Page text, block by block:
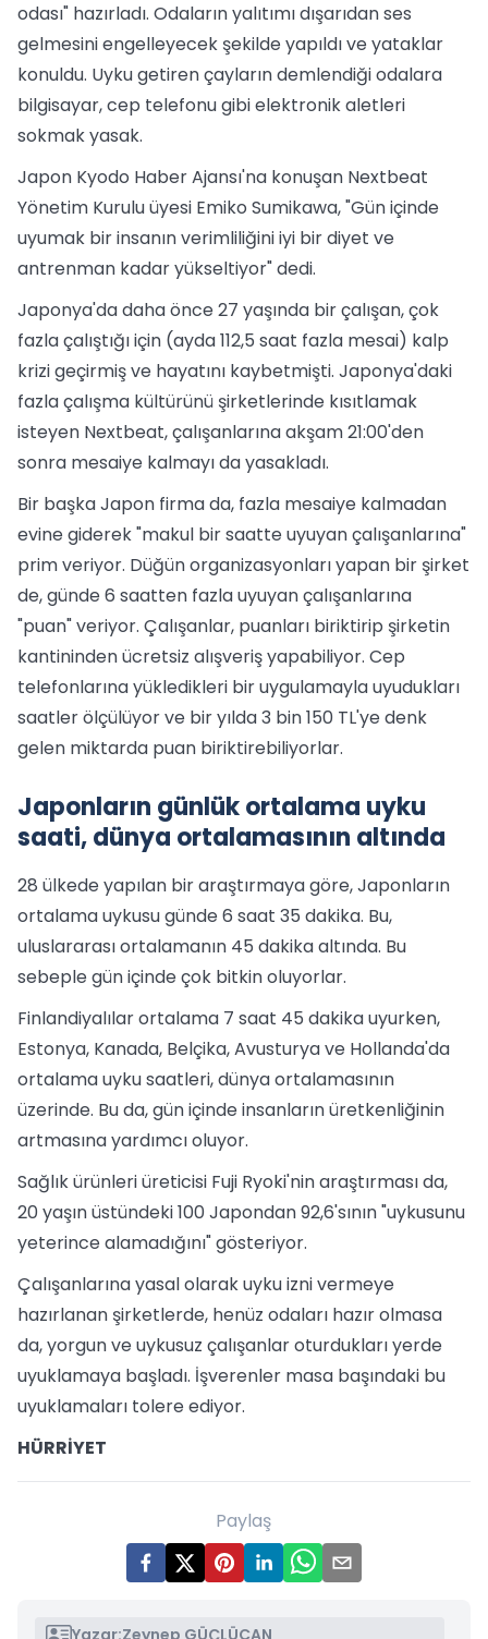
odası" hazırladı. Odaların yalıtımı dışarıdan ses
gelmesini engelleyecek şekilde yapıldı ve yataklar
konuldu. Uyku getiren çayların demlendiği odalara
bilgisayar, cep telefonu gibi elektronik aletleri
sokmak yasak.
Japon Kyodo Haber Ajansı'na konuşan Nextbeat
Yönetim Kurulu üyesi Emiko Sumikawa, "Gün içinde
uyumak bir insanın verimliliğini iyi bir diyet ve
antrenman kadar yükseltiyor" dedi.
Japonya'da daha önce 27 yaşında bir çalışan, çok
fazla çalıştığı için (ayda 112,5 saat fazla mesai) kalp
krizi geçirmiş ve hayatını kaybetmişti. Japonya'daki
fazla çalışma kültürünü şirketlerinde kısıtlamak
isteyen Nextbeat, çalışanlarına akşam 21:00'den
sonra mesaiye kalmayı da yasakladı.
Bir başka Japon firma da, fazla mesaiye kalmadan
evine giderek "makul bir saatte uyuyan çalışanlarına"
prim veriyor. Düğün organizasyonları yapan bir şirket
de, günde 6 saatten fazla uyuyan çalışanlarına
"puan" veriyor. Çalışanlar, puanları biriktirip şirketin
kantininden ücretsiz alışveriş yapabiliyor. Cep
telefonlarına yükledikleri bir uygulamayla uyudukları
saatler ölçülüyor ve bir yılda 3 bin 150 TL'ye denk
gelen miktarda puan biriktirebiliyorlar.
Japonların günlük ortalama uyku
saati, dünya ortalamasının altında
28 ülkede yapılan bir araştırmaya göre, Japonların
ortalama uykusu günde 6 saat 35 dakika. Bu,
uluslararası ortalamanın 45 dakika altında. Bu
sebeple gün içinde çok bitkin oluyorlar.
Finlandiyalılar ortalama 7 saat 45 dakika uyurken,
Estonya, Kanada, Belçika, Avusturya ve Hollanda'da
ortalama uyku saatleri, dünya ortalamasının
üzerinde. Bu da, gün içinde insanların üretkenliğinin
artmasına yardımcı oluyor.
Sağlık ürünleri üreticisi Fuji Ryoki'nin araştırması da,
20 yaşın üstündeki 100 Japondan 92,6'sının "uykusunu
yeterince alamadığını" gösteriyor.
Çalışanlarına yasal olarak uyku izni vermeye
hazırlanan şirketlerde, henüz odaları hazır olmasa
da, yorgun ve uykusuz çalışanlar oturdukları yerde
uyuklamaya başladı. İşverenler masa başındaki bu
uyuklamaları tolere ediyor.
HÜRRİYET
Paylaş
Yazar:Zeynep GÜÇLÜCAN